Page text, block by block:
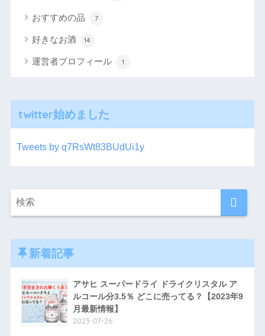
おすすめの品 7
好きなお酒 14
運営者プロフィール 1
twitter始めました
Tweets by q7RsWt83BUdUi1y
新着記事
アサヒ スーパードライ ドライクリスタル ア
ルコール分3.5％ どこに売ってる？【2023年9
月最新情報】
2023-07-26